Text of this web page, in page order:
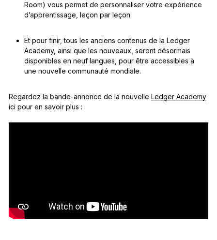
Room) vous permet de personnaliser votre expérience
d’apprentissage, leçon par leçon.
Et pour finir, tous les anciens contenus de la Ledger
Academy, ainsi que les nouveaux, seront désormais
disponibles en neuf langues, pour être accessibles à
une nouvelle communauté mondiale.
Regardez la bande-annonce de la nouvelle Ledger Academy
ici pour en savoir plus :